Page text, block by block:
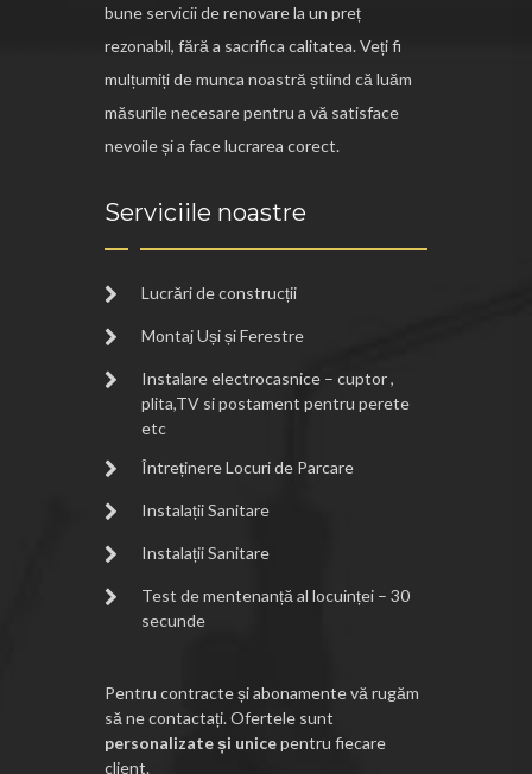
bune servicii de renovare la un preț
rezonabil, fără a sacrifica calitatea. Veți fi
mulțumiți de munca noastră știind că luăm
măsurile necesare pentru a vă satisface
nevoile și a face lucrarea corect.
Serviciile noastre
Lucrări de construcții
Montaj Uși și Ferestre
Instalare electrocasnice – cuptor ,
plita,TV si postament pentru perete
etc
Întreținere Locuri de Parcare
Instalații Sanitare
Instalații Sanitare
Test de mentenanță al locuinței – 30
secunde
Pentru contracte și abonamente vă rugăm
să ne contactați. Ofertele sunt
personalizate și unicepentru fiecare
client.